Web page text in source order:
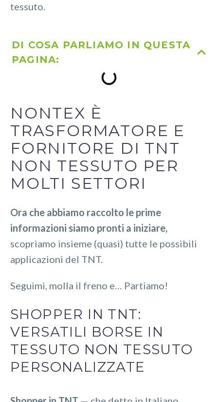
tessuto.
DI COSA PARLIAMO IN QUESTA
PAGINA:
NONTEX È
TRASFORMATORE E
FORNITORE DI TNT
NON TESSUTO PER
MOLTI SETTORI
Ora che abbiamo raccolto le prime
informazioni siamo pronti a iniziare,
scopriamo insieme (quasi) tutte le possibili
applicazioni del TNT.
Seguimi, molla il freno e… Partiamo!
SHOPPER IN TNT:
VERSATILI BORSE IN
TESSUTO NON TESSUTO
PERSONALIZZATE